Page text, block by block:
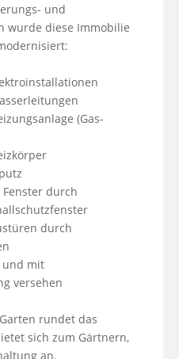
und
wurde diese Immobilie
(Gas-
durch
durch
und mit
versehen
rundet das
sich zum Gärtnern,
an.